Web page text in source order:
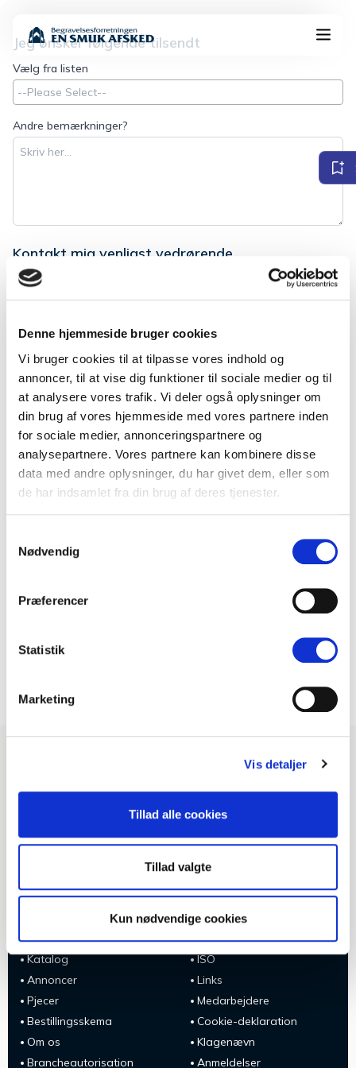
Denne hjemmeside bruger cookies
Vi bruger cookies til at tilpasse vores indhold og
annoncer, til at vise dig funktioner til sociale medier og til
at analysere vores trafik. Vi deler også oplysninger om
din brug af vores hjemmeside med vores partnere inden
for sociale medier, annonceringspartnere og
analysepartnere. Vores partnere kan kombinere disse
data med andre oplysninger, du har givet dem, eller som
de har indsamlet fra din brug af deres tjenester.
Nødvendig
Præferencer
Statistik
Marketing
Vis detaljer
Tillad alle cookies
Tillad valgte
Kun nødvendige cookies
Jeg ønsker følgende tilsendt
Vælg fra listen
Andre bemærkninger?
Kontakt mig venligst vedrørende
Vælg fra listen
Andre bemærkninger?
Om En smuk afsked
Praktiske forhold
Katalog
Annoncer
Pjecer
Bestillingsskema
Om os
Brancheautorisation
Om En smuk afsked
Kirker og kapeller
Covid-19
ISO
Links
Medarbejdere
Cookie-deklaration
Klagenævn
Anmeldelser